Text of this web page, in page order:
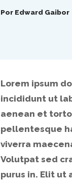
Por Edward Gaibor
Lorem ipsum
incididunt ut
aenean et
pellentesque
viverra
Volutpat sed
purus in. Elit ut